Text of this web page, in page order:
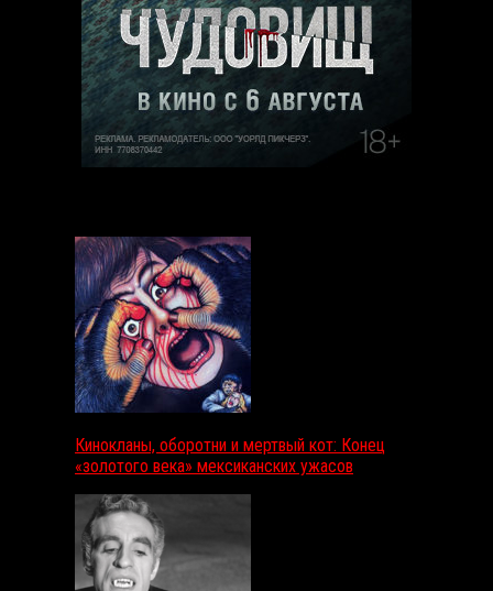
Кинокланы, оборотни и мертвый кот: Конец
«золотого века» мексиканских ужасов